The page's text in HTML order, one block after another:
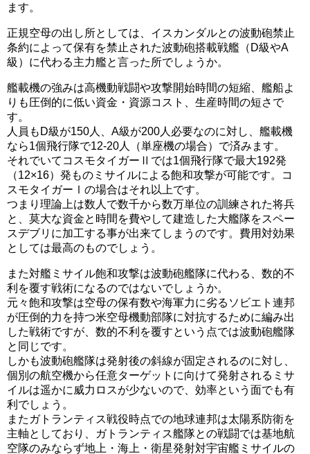
ます。
正規空母の出し所としては、イスカンダルとの波動砲禁止
条約によって保有を禁止された波動砲搭載戦艦（D級やA
級）に代わる主力艦と言った所でしょうか。
艦載機の強みは高機動戦闘や攻撃開始時間の短縮、艦船よ
りも圧倒的に低い資金・資源コスト、生産時間の短さで
す。
人員もD級が150人、A級が200人必要なのに対し、艦載機
なら1個飛行隊で12-20人（単座機の場合）で済みます。
それでいてコスモタイガーⅡでは1個飛行隊で最大192発
（12×16）発ものミサイルによる飽和攻撃が可能です。コ
スモタイガーⅠの場合はそれ以上です。
つまり理論上は数人で数千から数万単位の訓練された将兵
と、莫大な資金と時間を費やして建造した大艦隊をスペー
スデブリに加工する事が出来てしまうのです。費用対効果
としては最高のものでしょう。
また対艦ミサイル飽和攻撃は波動砲艦隊に代わる、数的不
利を覆す戦術になるのではないでしょうか。
元々飽和攻撃は空母の保有数や海軍力に劣るソビエト連邦
が圧倒的力を持つ米空母機動部隊に対抗するために編み出
した戦術ですが、数的不利を覆すという点では波動砲艦隊
と同じです。
しかも波動砲艦隊は発射後の斜線が固定されるのに対し、
個別の航空機から任意ターゲットに向けて発射されるミサ
イルは遥かに威力ロスが少ないので、効率という面でも有
利でしょう。
またガトランティス戦役時点での地球連邦は太陽系防衛を
主軸としており、ガトランティス艦隊との戦闘では基地航
空隊のみならず地上・海上・衛星発射対宇宙艦ミサイルの